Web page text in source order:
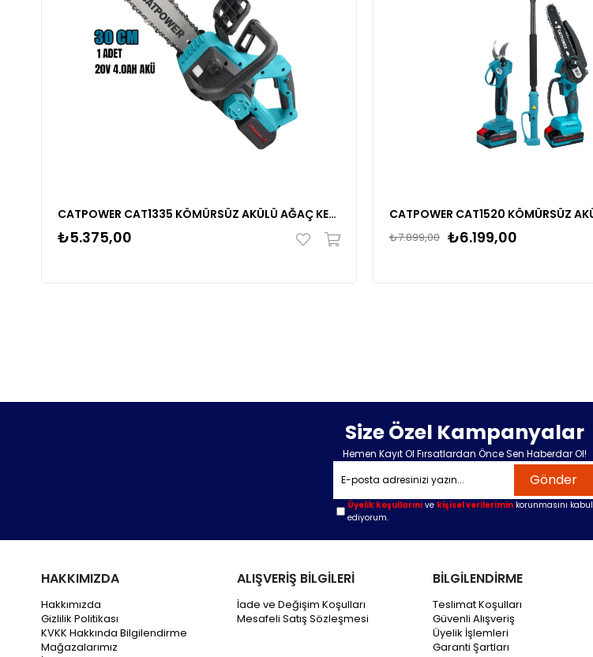
CATPOWER CAT1335 KÖMÜRSÜZ AKÜLÜ AĞAÇ KESME 30CM Li-iON 20V 4.0Ah
₺5.375,00 ₺6.199,00
₺7.899,00
Size Özel Kampanyalar
Hemen Kayıt Ol Fırsatlardan Önce Sen Haberdar Ol!
Gönder
Üyelik koşullarını ve kişisel verilerimin korunmasını kabul
ediyorum.
HAKKIMIZDA
Hakkımızda
Gizlilik Politikası
KVKK Hakkında Bilgilendirme
Mağazalarımız
ALIŞVERİŞ BİLGİLERİ
İade ve Değişim Koşulları
Mesafeli Satış Sözleşmesi
BİLGİLENDİRME
Teslimat Koşulları
Güvenli Alışveriş
Üyelik İşlemleri
Garanti Şartları